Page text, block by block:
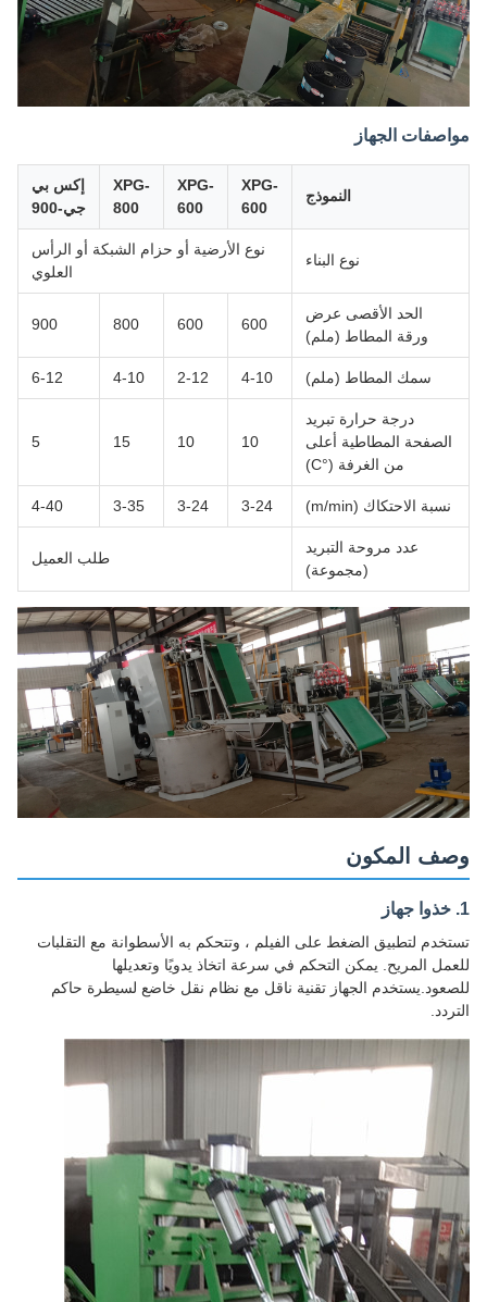
مواصفات الجهاز
النموذج
XPG-
600
XPG-
600
XPG-
800
إكس بي
جي-900
نوع البناء
نوع الأرضية أو حزام الشبكة أو الرأس
العلوي
الحد الأقصى عرض
ورقة المطاط (ملم)
600
600
800
900
سمك المطاط (ملم) 4-10
2-12
4-10
6-12
درجة حرارة تبريد
الصفحة المطاطية أعلى
من الغرفة (°C)
10
10
15
5
نسبة الاحتكاك (m/min) 3-24
3-24
3-35
4-40
عدد مروحة التبريد
(مجموعة)
طلب العميل
وصف المكون
1. خذوا جهاز
تستخدم لتطبيق الضغط على الفيلم ، وتتحكم به الأسطوانة مع التقلبات
للعمل المريح. يمكن التحكم في سرعة اتخاذ يدويًا وتعديلها
للصعود.يستخدم الجهاز تقنية ناقل مع نظام نقل خاضع لسيطرة حاكم
التردد.